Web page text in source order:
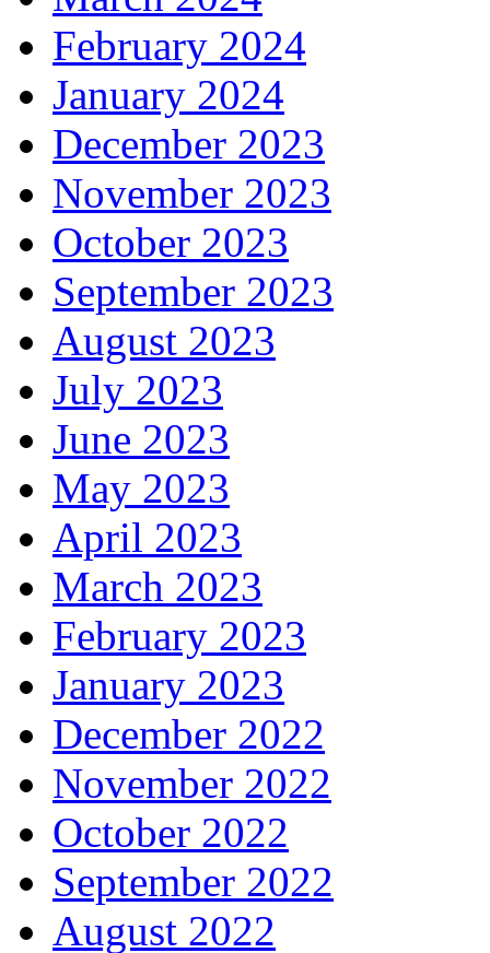
February 2024
January 2024
December 2023
November 2023
October 2023
September 2023
August 2023
July 2023
June 2023
May 2023
April 2023
March 2023
February 2023
January 2023
December 2022
November 2022
October 2022
September 2022
August 2022